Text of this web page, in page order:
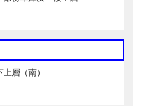
層（南）